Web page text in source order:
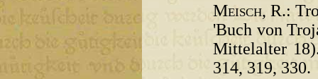
Meisch, R.:
'Buch von
Mittelalter
314, 319, 330.